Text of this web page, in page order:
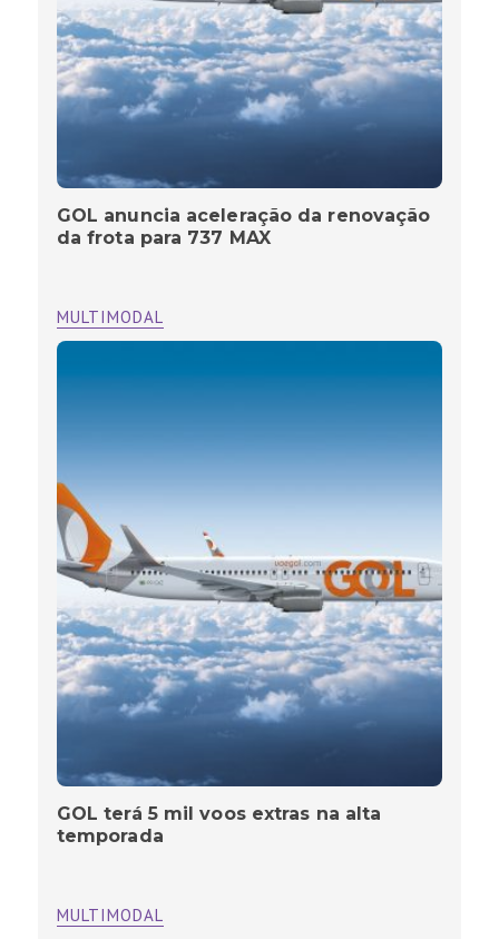
GOL anuncia aceleração da renovação
da frota para 737 MAX
MULTIMODAL
GOL terá 5 mil voos extras na alta
temporada
MULTIMODAL